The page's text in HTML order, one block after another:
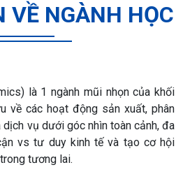
VỀ NGÀNH HỌC
là 1 ngành mũi nhọn của khối
về các hoạt động sản xuất, phân
dịch vụ dưới góc nhìn toàn cảnh, đa
vs tư duy kinh tế và tạo cơ hội
tương lai.